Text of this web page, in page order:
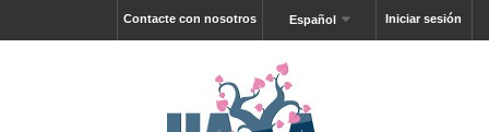
Iniciar sesión
Español
Contacte con nosotros